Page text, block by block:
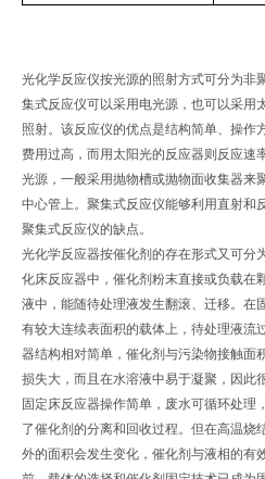
光化学反应仪按光源的照射方式可分为非
集式反应仪可以采用电光源，也可以采用
照射。该反应仪的优点是结构简单、操作
费用过高，而用太阳光的反应器则反应速
光源，一般采用抛物槽或抛物面收集器来
中心管上。聚集式反应仪能够利用直射和
聚集式反应仪的缺点。
光化学反应器按催化剂的存在形式又可分
化床反应器中，催化剂粉末直接或负载在
液中，能随待处理液发生翻滚、迁移。在
有较大连续表面积的载体上，待处理液流
器结构相对简单，催化剂与污染物接触面
损失大，而且在水溶液中易于凝聚，因此
固定床反应器操作简单，废水可循环处理
了催化剂的分离和回收过程。但在高温烧
外的面积会发生变化，催化剂与液相的有